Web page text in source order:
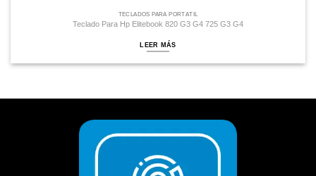
TECLADOS PARA PORTÁTIL
Teclado Para Hp Elitebook 820 G3 G4 725 G3 G4
LEER MÁS